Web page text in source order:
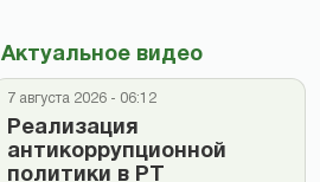
Актуальное видео
7 августа 2026 - 06:12
Реализация
антикоррупционной
политики в РТ